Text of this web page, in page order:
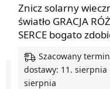
Znicz solarny
światło GRACJA
SERCE bogato
Szacowany termin
dostawy: 11. sierpnia
sierpnia